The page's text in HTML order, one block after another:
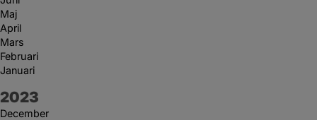
Maj
April
Mars
Februari
Januari
År:
2023
December